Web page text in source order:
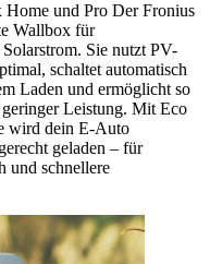
und Pro Der Fronius
Wallbox für
Sie nutzt PV-
schaltet automatisch
Laden und ermöglicht so
Leistung. Mit Eco
wird dein E-Auto
geladen – für
und schnellere